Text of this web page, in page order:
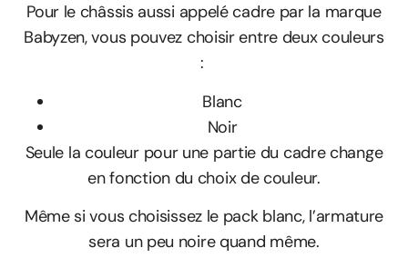
Pour le châssis aussi appelé cadre par la marque
Babyzen, vous pouvez choisir entre deux couleurs
:
Blanc
Noir
Seule la couleur pour une partie du cadre change
en fonction du choix de couleur.
Même si vous choisissez le pack blanc, l’armature
sera un peu noire quand même.